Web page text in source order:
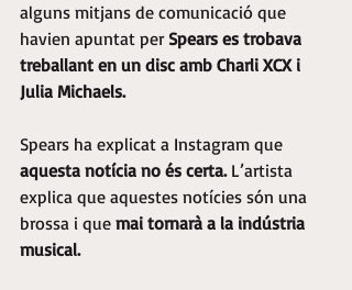
alguns mitjans de comunicació que
havien apuntat per Spears es trobava
treballant en un disc amb Charli XCX i
Julia Michaels.
Spears ha explicat a Instagram que
aquesta notícia no és certa. L’artista
explica que aquestes notícies són una
brossa i que mai tornarà a la indústria
musical.